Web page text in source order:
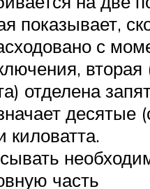
показывает,
с
вторая
отделена
десятые
киловатта.
часть